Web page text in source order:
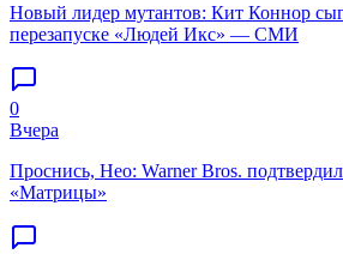
Новый лидер мутантов: Кит Коннор
перезапуске «Людей Икс» — СМИ
0
Вчера
Проснись, Нео: Warner Bros.
«Матрицы»